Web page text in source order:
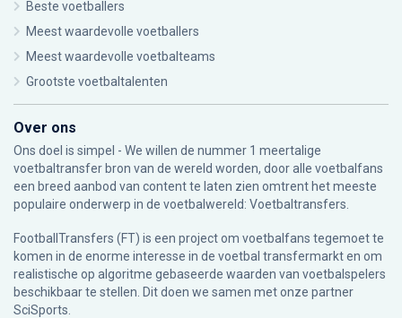
Beste voetballers
Meest waardevolle voetballers
Meest waardevolle voetbalteams
Grootste voetbaltalenten
Over ons
Ons doel is simpel - We willen de nummer 1 meertalige
voetbaltransfer bron van de wereld worden, door alle voetbalfans
een breed aanbod van content te laten zien omtrent het meeste
populaire onderwerp in de voetbalwereld: Voetbaltransfers.
FootballTransfers (FT) is een project om voetbalfans tegemoet te
komen in de enorme interesse in de voetbal transfermarkt en om
realistische op algoritme gebaseerde waarden van voetbalspelers
beschikbaar te stellen. Dit doen we samen met onze partner
SciSports